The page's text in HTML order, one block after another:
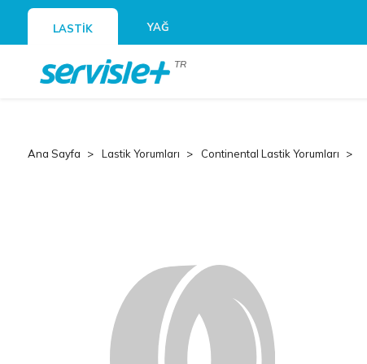
LASTİK YAĞ
TR
Ana Sayfa Lastik Yorumları Continental Lastik Yorumları